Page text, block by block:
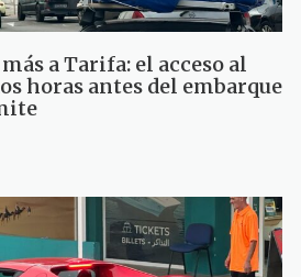
a Tarifa: el acceso al
horas antes del embarque